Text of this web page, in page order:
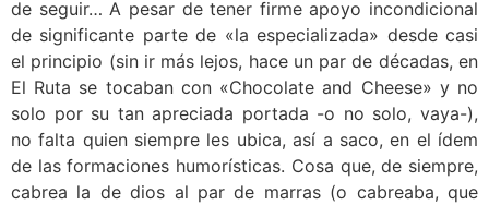
de seguir… A pesar de tener firme apoyo incondicional
de significante parte de «la especializada» desde casi
el principio (sin ir más lejos, hace un par de décadas, en
El Ruta se tocaban con «Chocolate and Cheese» y no
solo por su tan apreciada portada -o no solo, vaya-),
no falta quien siempre les ubica, así a saco, en el ídem
de las formaciones humorísticas. Cosa que, de siempre,
cabrea la de dios al par de marras (o cabreaba, que